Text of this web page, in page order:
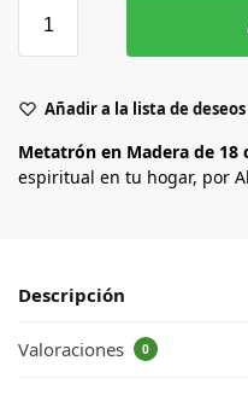
Añadir a la lista de deseos
Metatrón en Madera de 18
espiritual en tu hogar, por
Descripción
Valoraciones 0